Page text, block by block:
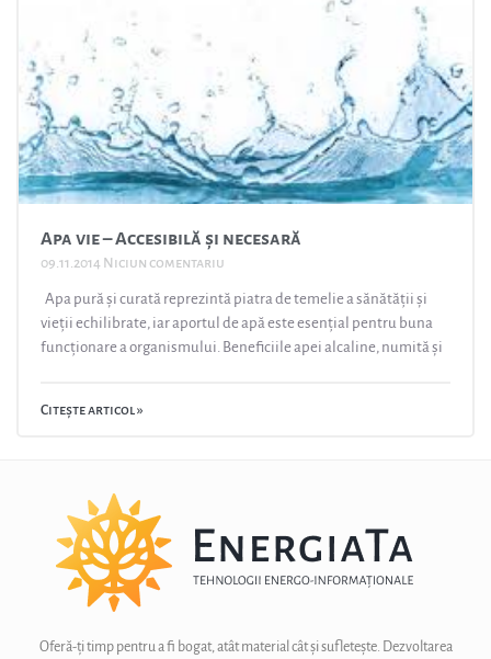
Apa vie – Accesibilă și necesară
09.11.2014 Niciun comentariu
Apa pură și curată reprezintă piatra de temelie a sănătății și
vieții echilibrate, iar aportul de apă este esențial pentru buna
funcționare a organismului. Beneficiile apei alcaline, numită și
Citește articol »
Oferă-ți timp pentru a fi bogat, atât material cât și sufletește. Dezvoltarea